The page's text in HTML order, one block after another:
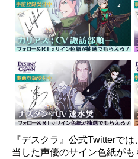
『デスクラ』公式Twitterで
当した声優のサイン色紙が